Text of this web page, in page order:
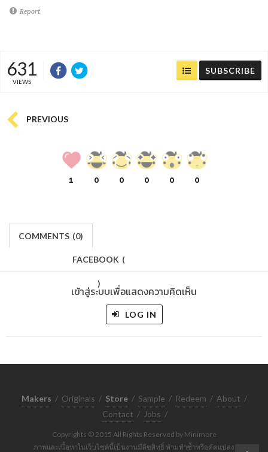
Report
631
VIEWS
SUBSCRIBE
PREVIOUS
1 0 0 0 0 0
COMMENTS (0)
FACEBOOK (
)
เข้าสู่ระบบเพื่อแสดงความคิดเห็น
LOG IN
Makers / Originals / Store / Sample / Redeem / About /
Contact / Jobs /
Copyrights © 2015 All Rights Reserved by Minimore
ภาพและเนื้อหาในเว็บไซต์นี้เป็นงานมีลิขสิทธิ์ ห้ามทำซ้ำหรือดัดแปลง